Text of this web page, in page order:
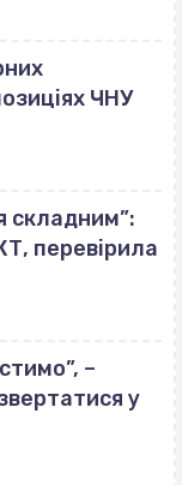
ЧНУ
складним”:
перевірила
–
у